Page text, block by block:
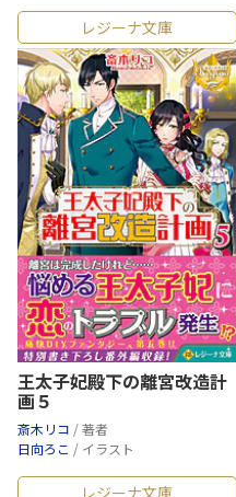
レジーナ文庫
王太子妃殿下の離宮改造計
画５
斎木リコ / 著者
日向ろこ / イラスト
レジーナ文庫